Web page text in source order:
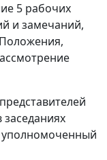
5 рабочих
и замечаний,